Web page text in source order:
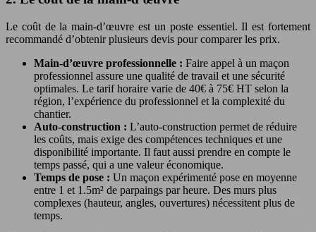
Le coût de la main-d’œuvre est un poste essentiel. Il est fortement
recommandé d’obtenir plusieurs devis pour comparer les prix.
Main-d’œuvre professionnelle : Faire appel à un maçon
professionnel assure une qualité de travail et une sécurité
optimales. Le tarif horaire varie de 40€ à 75€ HT selon la
région, l’expérience du professionnel et la complexité du
chantier.
Auto-construction : L’auto-construction permet de réduire
les coûts, mais exige des compétences techniques et une
disponibilité importante. Il faut aussi prendre en compte le
temps passé, qui a une valeur économique.
Temps de pose : Un maçon expérimenté pose en moyenne
entre 1 et 1.5m² de parpaings par heure. Des murs plus
complexes (hauteur, angles, ouvertures) nécessitent plus de
temps.